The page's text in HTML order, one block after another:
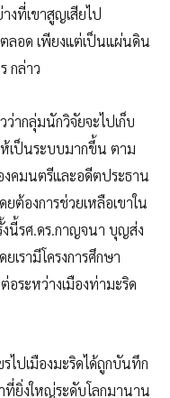
งที่เขาสูญเสียไป
ลอด เพียงแต่เป็นแผ่นดิน
กล่าว
ากลุ่มนักวิจัยจะไปเก็บ
เป็นระบบมากขึ้น ตาม
คมนตรีและอดีตประธาน
ต้องการช่วยเหลือเขาใน
งนี้รศ.ดร.กาญจนา บุญส่ง
เรามีโครงการศึกษา
อระหว่างเมืองท่ามะริด
ไปเมืองมะริดได้ถูกบันทึก
ที่ยิ่งใหญ่ระดับโลกมานาน